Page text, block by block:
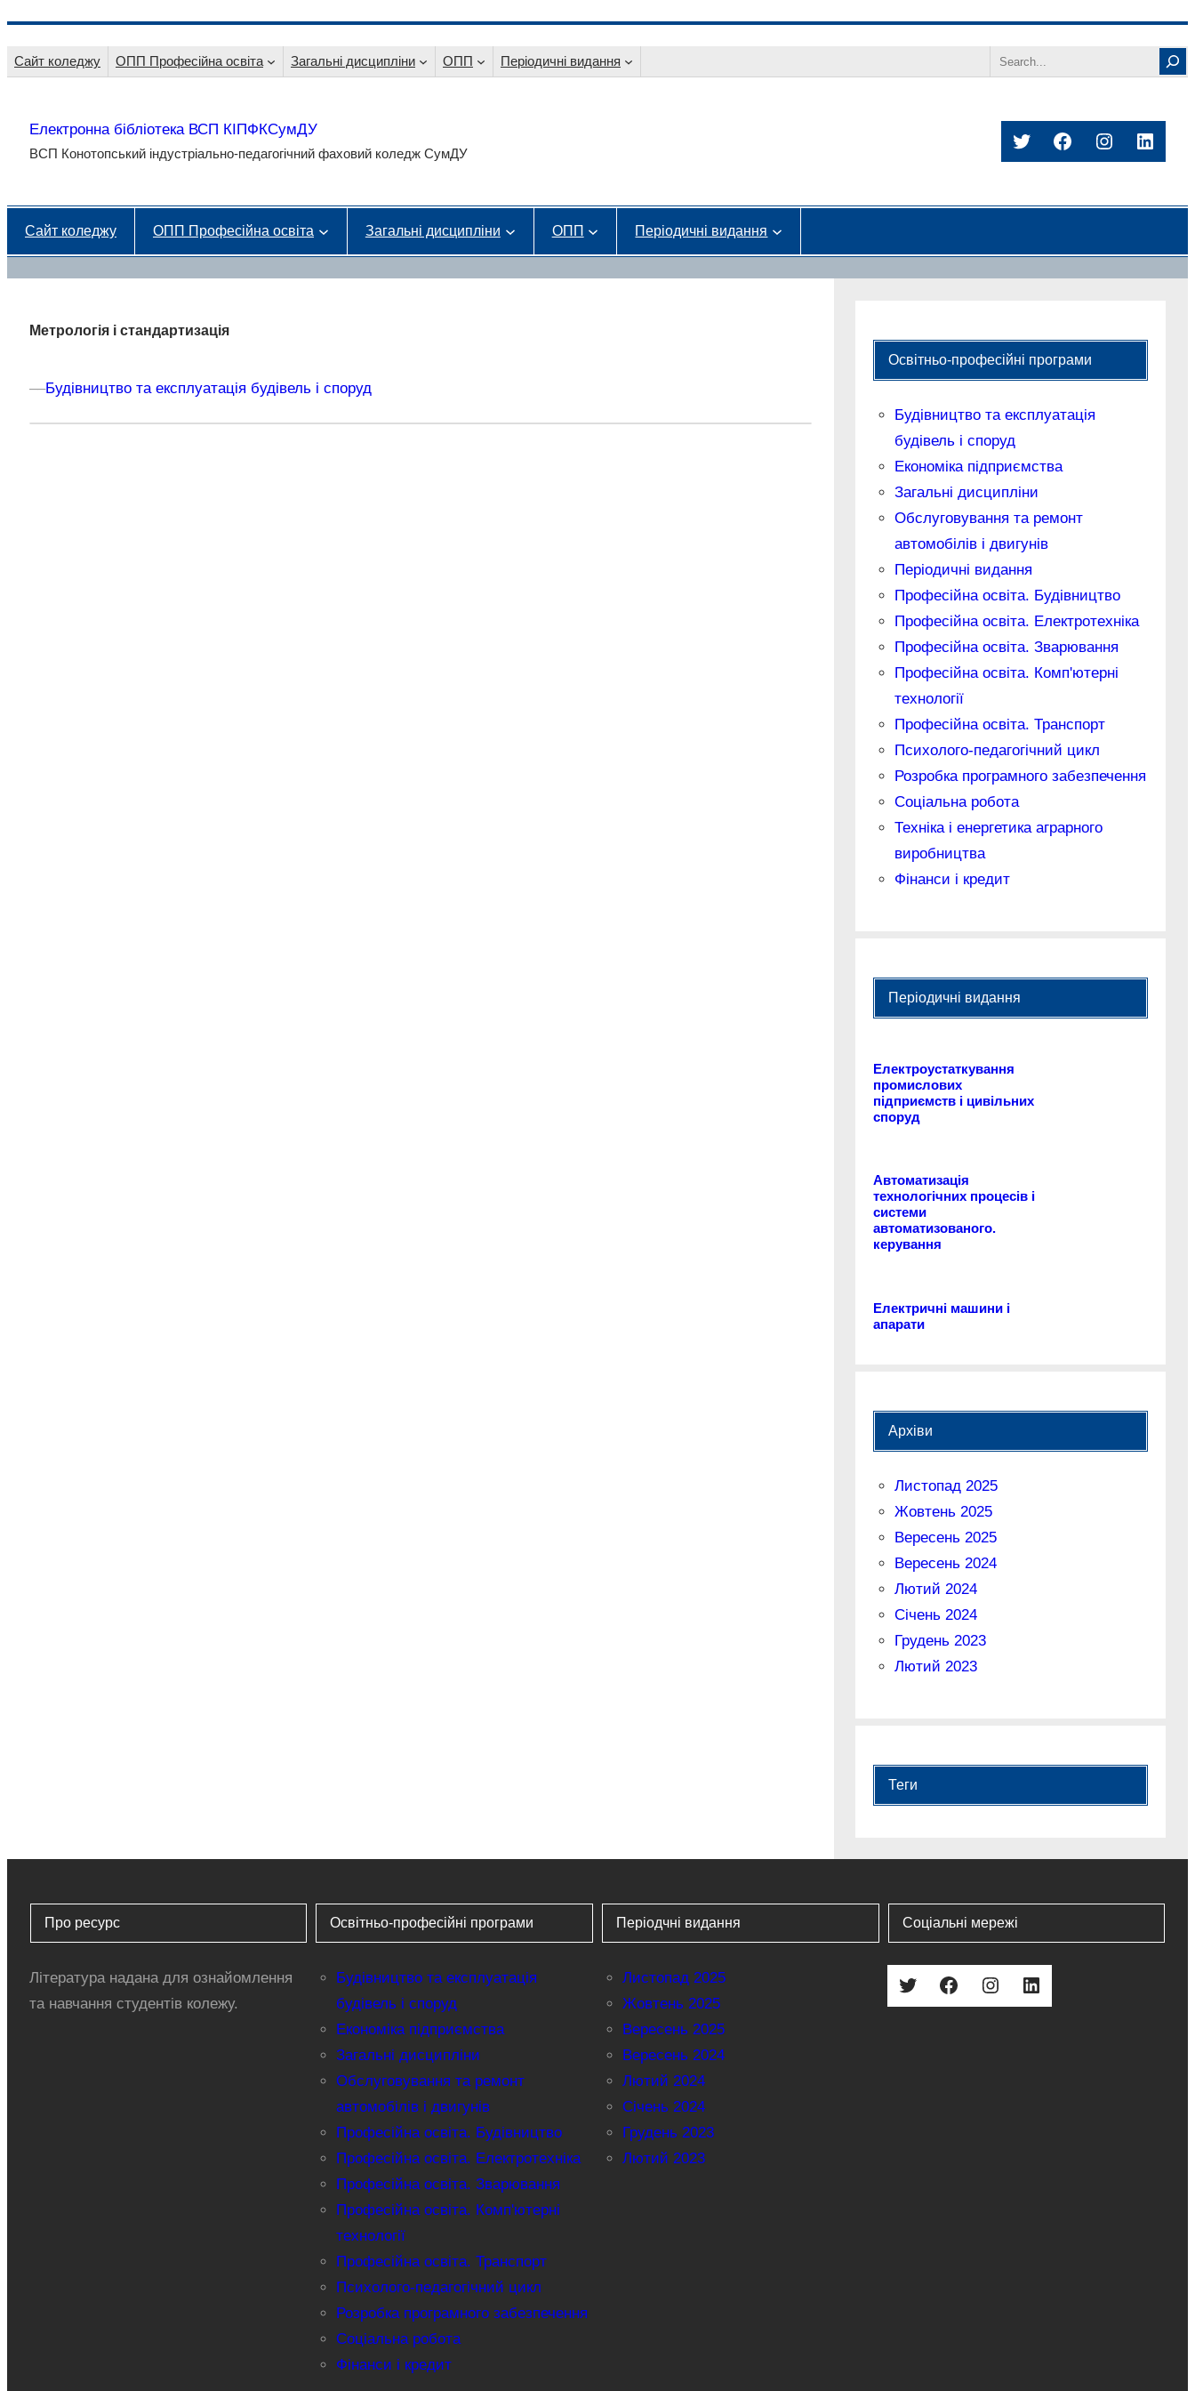
до
Сайт коледжу ОПП Професійна освіта Загальні дисципліни ОПП Періодичні видання Search
Електронна бібліотека ВСП КІПФКСумДУ
ВСП Конотопський індустріально-педагогічний фаховий коледж СумДУ
TwitterFacebook
Instagram
Сайт коледжу ОПП Професійна освіта Загальні дисципліни ОПП Періодичні видання
Метрологія і стандартизація
––Будівництво та експлуатація будівель і споруд
Освітньо-професійні програми
Будівництво та експлуатація
будівель і споруд
Економіка підприємства
Загальні дисципліни
Обслуговування та ремонт
автомобілів і двигунів
Періодичні видання
Професійна освіта. Будівництво
Професійна освіта. Електротехніка
Професійна освіта. Зварювання
Професійна освіта. Комп'ютерні
технології
Професійна освіта. Транспорт
Психолого-педагогічний цикл
Розробка програмного забезпечення
Соціальна робота
Техніка і енергетика аграрного
виробництва
Фінанси і кредит
Періодичні видання
Електроустаткування
промислових
підприємств і цивільних
споруд
Автоматизація
технологічних процесів і
системи
автоматизованого.
керування
Електричні машини і
апарати
Архіви
Листопад 2025
Жовтень 2025
Вересень 2025
Вересень 2024
Лютий 2024
Січень 2024
Грудень 2023
Лютий 2023
Теги
Про ресурс
Література надана для ознайомлення
та навчання студентів колежу.
Освітньо-професійні програми
Будівництво та експлуатація
будівель і споруд
Економіка підприємства
Загальні дисципліни
Обслуговування та ремонт
автомобілів і двигунів
Професійна освіта. Будівництво
Професійна освіта. Електротехніка
Професійна освіта. Зварювання
Професійна освіта. Комп'ютерні
технології
Професійна освіта. Транспорт
Психолого-педагогічний цикл
Розробка програмного забезпечення
Соціальна робота
Фінанси і кредит
Періодчні видання
Листопад 2025
Жовтень 2025
Вересень 2025
Вересень 2024
Лютий 2024
Січень 2024
Грудень 2023
Лютий 2023
Соціальні мережі
Twitter Facebook Instagram LinkedIn